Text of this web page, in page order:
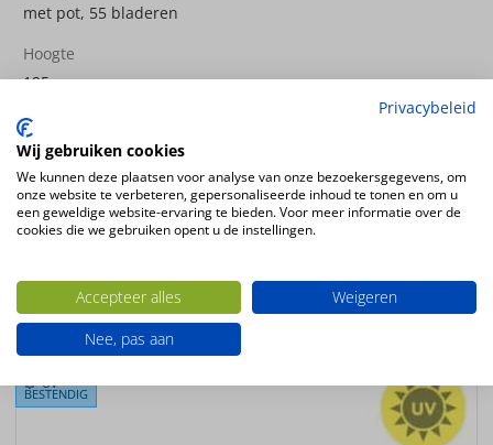
met pot, 55 bladeren
Hoogte
195cm
palmen
Productsoort
kunstplanten
Productconfiguratie
Ook interessant
UV-
BESTENDIG
Privacybeleid
Wij gebruiken cookies
We kunnen deze plaatsen voor analyse van onze bezoekersgegevens, om
onze website te verbeteren, gepersonaliseerde inhoud te tonen en om u
een geweldige website-ervaring te bieden. Voor meer informatie over de
cookies die we gebruiken opent u de instellingen.
Accepteer alles
Weigeren
Nee, pas aan